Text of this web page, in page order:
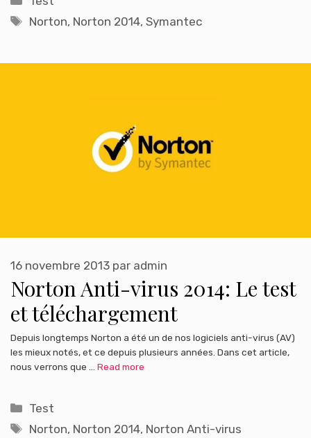
Étiquettes
Norton, Norton 2014,Symantec
Norton Anti-virus 2014: Le test
et téléchargement
16 novembre 2013 par admin
Depuis longtemps Norton a été un de nos logiciels anti-virus (AV)
les mieux notés, et ce depuis plusieurs années. Dans cet article,
nous verrons que … Read more
Catégories
Test
Étiquettes
Norton, Norton 2014, Norton Anti-virus